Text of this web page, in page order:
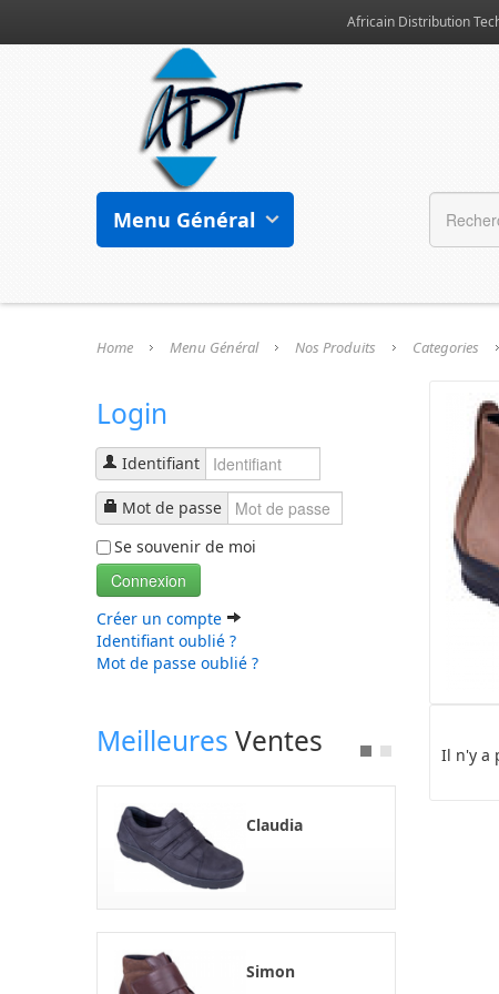
Africain Distribution
Menu Général
Home Menu Général Nos Produits Categories
Login
Identifiant
Mot de passe
Se souvenir de moi
Connexion
Créer un compte
Identifiant oublié ?
Mot de passe oublié ?
Meilleures Ventes
Claudia
Simon
Il n'y a